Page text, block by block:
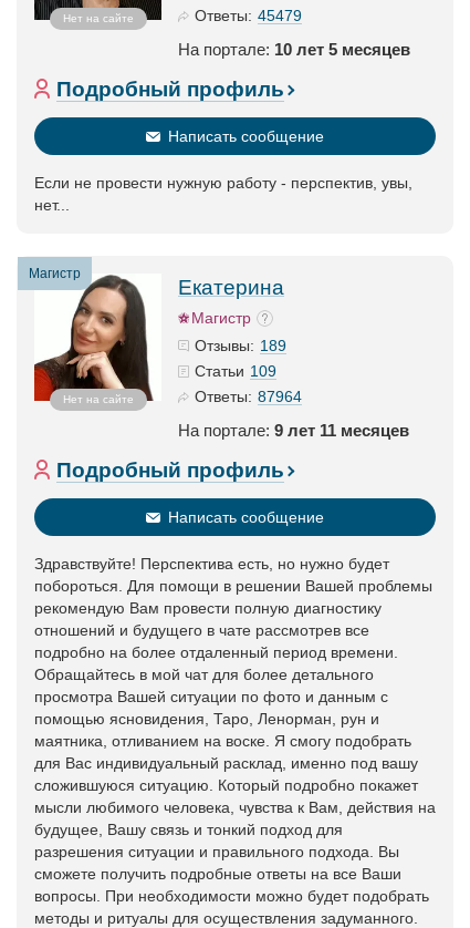
Нет на сайте
Ответы: 45479
На портале: 10 лет 5 месяцев
Подробный профиль
Написать сообщение
Если не провести нужную работу - перспектив, увы,
нет...
Магистр
Нет на сайте
Екатерина
Магистр
Отзывы: 189
Статьи 109
Ответы: 87964
На портале: 9 лет 11 месяцев
Подробный профиль
Написать сообщение
Здравствуйте! Перспектива есть, но нужно будет
побороться. Для помощи в решении Вашей проблемы
рекомендую Вам провести полную диагностику
отношений и будущего в чате рассмотрев все
подробно на более отдаленный период времени.
Обращайтесь в мой чат для более детального
просмотра Вашей ситуации по фото и данным с
помощью ясновидения, Таро, Ленорман, рун и
маятника, отливанием на воске. Я смогу подобрать
для Вас индивидуальный расклад, именно под вашу
сложившуюся ситуацию. Который подробно покажет
мысли любимого человека, чувства к Вам, действия на
будущее, Вашу связь и тонкий подход для
разрешения ситуации и правильного подхода. Вы
сможете получить подробные ответы на все Ваши
вопросы. При необходимости можно будет подобрать
методы и ритуалы для осуществления задуманного.